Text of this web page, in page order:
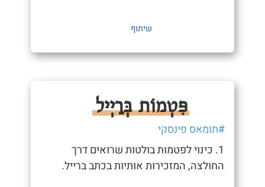
שיתוף
פִּטְמוֹת בְּרַיְיל
#תומאס פינסקי
1. כינוי לפטמות בולטות שרואים דרך
החולצה, המזכירות אותיות בכתב ברייל.